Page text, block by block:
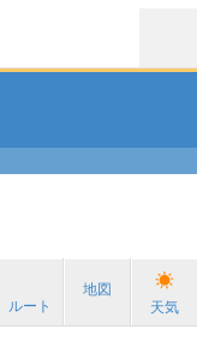
ルート
地図
天気